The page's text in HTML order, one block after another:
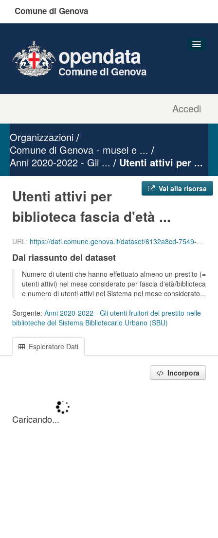
Comune di Genova
Accedi
opendata
Comune di Genova
Gruppi
Informazioni
Organizzazioni
Comune di Genova - musei e ...
Anni 2020-2022 - Gli ...
Utenti attivi per ...
Vai alla risorsa
Utenti attivi per
biblioteca fascia d'età ...
URL: https://dati.comune.genova.it/dataset/6132a8cd-7549-4c9d-8613-d075f5f547d2/resource/f23c2e30-6088-44a4-9045-f053d6a43c49/download/ute_attivi_fet_14_18_bib_sbu_01_202007.csv
Dal riassunto del dataset
Numero di utenti che hanno effettuato almeno un prestito (=
utenti attivi) nel mese considerato per fascia d'età/biblioteca
e numero di utenti attivi nel Sistema nel mese considerato...
Sorgente: Anni 2020-2022 - Gli utenti fruitori del prestito nelle
biblioteche del Sistema Bibliotecario Urbano (SBU)
Esploratore Dati
Incorpora